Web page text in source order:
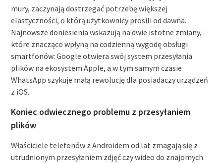
mury, zaczynają dostrzegać potrzebę większej
elastyczności, o którą użytkownicy prosili od dawna.
Najnowsze doniesienia wskazują na dwie istotne zmiany,
które znacząco wpłyną na codzienną wygodę obsługi
smartfonów: Google otwiera swój system przesyłania
plików na ekosystem Apple, a w tym samym czasie
WhatsApp szykuje małą rewolucję dla posiadaczy urządzeń
z iOS.
Koniec odwiecznego problemu z przesyłaniem
plików
Właściciele telefonów z Androidem od lat zmagają się z
utrudnionym przesyłaniem zdjęć czy wideo do znajomych